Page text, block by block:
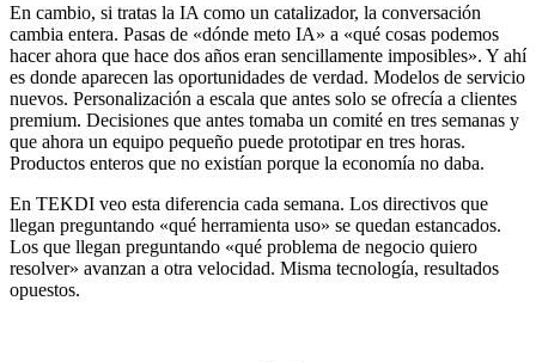
En cambio, si tratas la IA como un catalizador, la conversación
cambia entera. Pasas de «dónde meto IA» a «qué cosas podemos
hacer ahora que hace dos años eran sencillamente imposibles». Y ahí
es donde aparecen las oportunidades de verdad. Modelos de servicio
nuevos. Personalización a escala que antes solo se ofrecía a clientes
premium. Decisiones que antes tomaba un comité en tres semanas y
que ahora un equipo pequeño puede prototipar en tres horas.
Productos enteros que no existían porque la economía no daba.
En TEKDI veo esta diferencia cada semana. Los directivos que
llegan preguntando «qué herramienta uso» se quedan estancados.
Los que llegan preguntando «qué problema de negocio quiero
resolver» avanzan a otra velocidad. Misma tecnología, resultados
opuestos.